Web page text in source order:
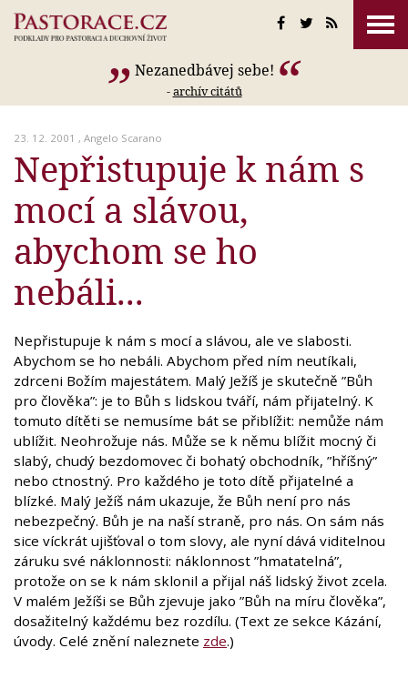
Nezanedbávej sebe!
-archív citátů
23. 12. 2001 , Angelo Scarano
Nepřistupuje k nám s
mocí a slávou,
abychom se ho
nebáli...
Nepřistupuje k nám s mocí a slávou, ale ve slabosti.
Abychom se ho nebáli. Abychom před ním neutíkali,
zdrceni Božím majestátem. Malý Ježíš je skutečně ”Bůh
pro člověka”: je to Bůh s lidskou tváří, nám přijatelný. K
tomuto dítěti se nemusíme bát se přiblížit: nemůže nám
ublížit. Neohrožuje nás. Může se k němu blížit mocný či
slabý, chudý bezdomovec či bohatý obchodník, ”hříšný”
nebo ctnostný. Pro každého je toto dítě přijatelné a
blízké. Malý Ježíš nám ukazuje, že Bůh není pro nás
nebezpečný. Bůh je na naší straně, pro nás. On sám nás
sice víckrát ujišťoval o tom slovy, ale nyní dává viditelnou
záruku své náklonnosti: náklonnost ”hmatatelná”,
protože on se k nám sklonil a přijal náš lidský život zcela.
V malém Ježíši se Bůh zjevuje jako ”Bůh na míru člověka”,
dosažitelný každému bez rozdílu. (Text ze sekce Kázání,
úvody. Celé znění naleznete zde.)